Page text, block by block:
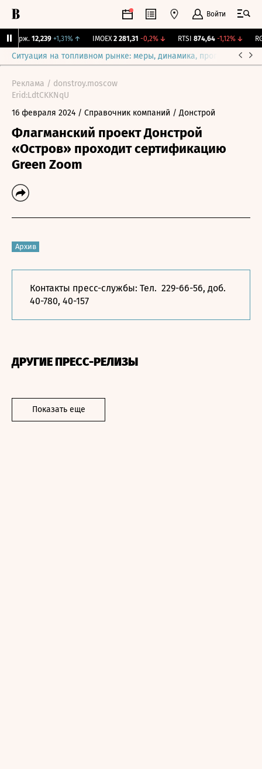
Войти
Бирж. 12,239 +1,31% ↑ IMOEX 2 281,31 -0,2%↓ RTSI 874,64 -1,12%↓
Ситуация на топливном рынке: меры, динамика, прогнозы
Реклама / donstroy.moscow
Erid:LdtCKKNqU
16 февраля 2024 / Справочник компаний / Донстрой
Флагманский проект Донстрой
«Остров» проходит сертификацию
Green Zoom
Архив
Контакты пресс-службы: Тел. 229-66-56, доб.
40-780, 40-157
ДРУГИЕ ПРЕСС-РЕЛИЗЫ
Показать еще